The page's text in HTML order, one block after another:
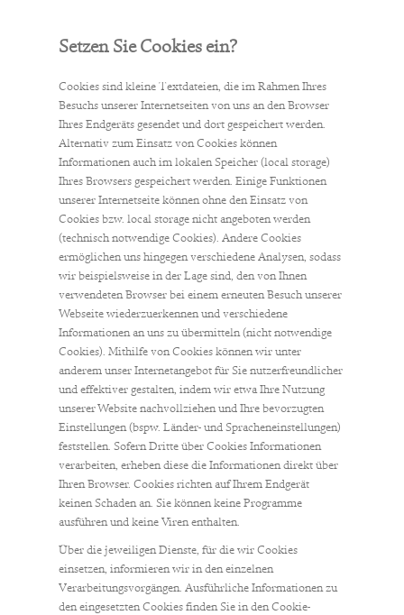
Setzen Sie Cookies ein?
Cookies sind kleine Textdateien, die im Rahmen Ihres
Besuchs unserer Internetseiten von uns an den Browser
Ihres Endgeräts gesendet und dort gespeichert werden.
Alternativ zum Einsatz von Cookies können
Informationen auch im lokalen Speicher (local storage)
Ihres Browsers gespeichert werden. Einige Funktionen
unserer Internetseite können ohne den Einsatz von
Cookies bzw. local storage nicht angeboten werden
(technisch notwendige Cookies). Andere Cookies
ermöglichen uns hingegen verschiedene Analysen, sodass
wir beispielsweise in der Lage sind, den von Ihnen
verwendeten Browser bei einem erneuten Besuch unserer
Webseite wiederzuerkennen und verschiedene
Informationen an uns zu übermitteln (nicht notwendige
Cookies). Mithilfe von Cookies können wir unter
anderem unser Internetangebot für Sie nutzerfreundlicher
und effektiver gestalten, indem wir etwa Ihre Nutzung
unserer Website nachvollziehen und Ihre bevorzugten
Einstellungen (bspw. Länder- und Spracheneinstellungen)
feststellen. Sofern Dritte über Cookies Informationen
verarbeiten, erheben diese die Informationen direkt über
Ihren Browser. Cookies richten auf Ihrem Endgerät
keinen Schaden an. Sie können keine Programme
ausführen und keine Viren enthalten.
Über die jeweiligen Dienste, für die wir Cookies
einsetzen, informieren wir in den einzelnen
Verarbeitungsvorgängen. Ausführliche Informationen zu
den eingesetzten Cookies finden Sie in den Cookie-